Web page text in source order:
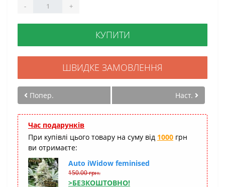
-
+
КУПИТИ
ШВИДКЕ ЗАМОВЛЕННЯ
Попер. Наст.
Час подарунків
При купівлі цього товару на суму від 1000 грн
ви отримаєте:
Auto iWidow feminised
150.00 грн.
>БЕЗКОШТОВНО!